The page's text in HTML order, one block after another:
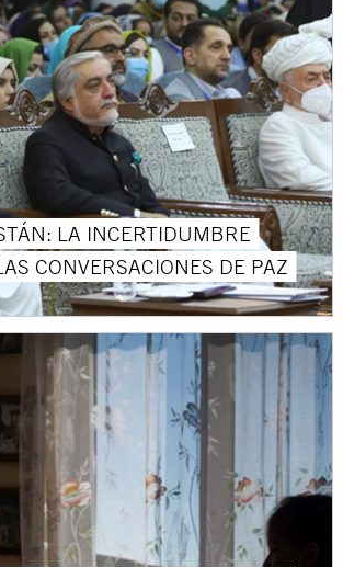
LA INCERTIDUMBRE
CONVERSACIONES DE PAZ